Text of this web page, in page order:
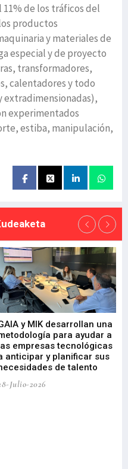
de los tráficos del
productos
y materiales de
especial y de proyecto
transformadores,
calentadores y todo
extradimensionadas),
experimentados
estiba, manipulación,
y MIK desarrollan una
para ayudar a
las empresas tecnológicas
anticipar y planificar sus
de talento
Julio-2026